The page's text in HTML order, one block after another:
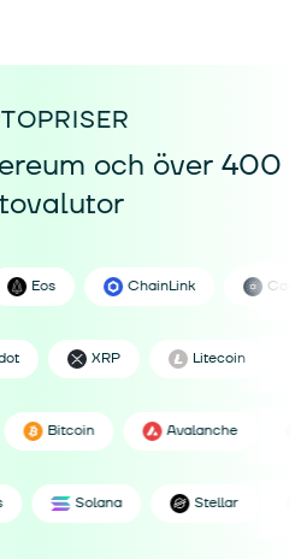
och över 400
Eos ChainLink
XRP Litecoin
Bitcoin Avalanche
Solana Stellar